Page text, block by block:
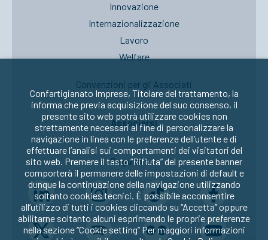
Innovazione
Internazionalizzazione
Lavoro
Welfare
Convenzioni per gli Associati
Associarsi
Seguici su:
Confartigianato Imprese, Titolare del trattamento, la
informa che previa acquisizione del suo consenso, il
presente sito web potrà utilizzare cookies non
strettamente necessari al fine di personalizzare la
navigazione in linea con le preferenze dell’utente e di
effettuare l’analisi sui comportamenti dei visitatori del
sito web. Premere il tasto “Rifiuta” del presente banner
comporterà il permanere delle impostazioni di default e
dunque la continuazione della navigazione utilizzando
soltanto cookies tecnici. È possibile acconsentire
all’utilizzo di tutti i cookies cliccando su “Accetta” oppure
abilitarne soltanto alcuni esprimendo le proprie preferenze
nella sezione “Cookie setting” Per maggiori informazioni